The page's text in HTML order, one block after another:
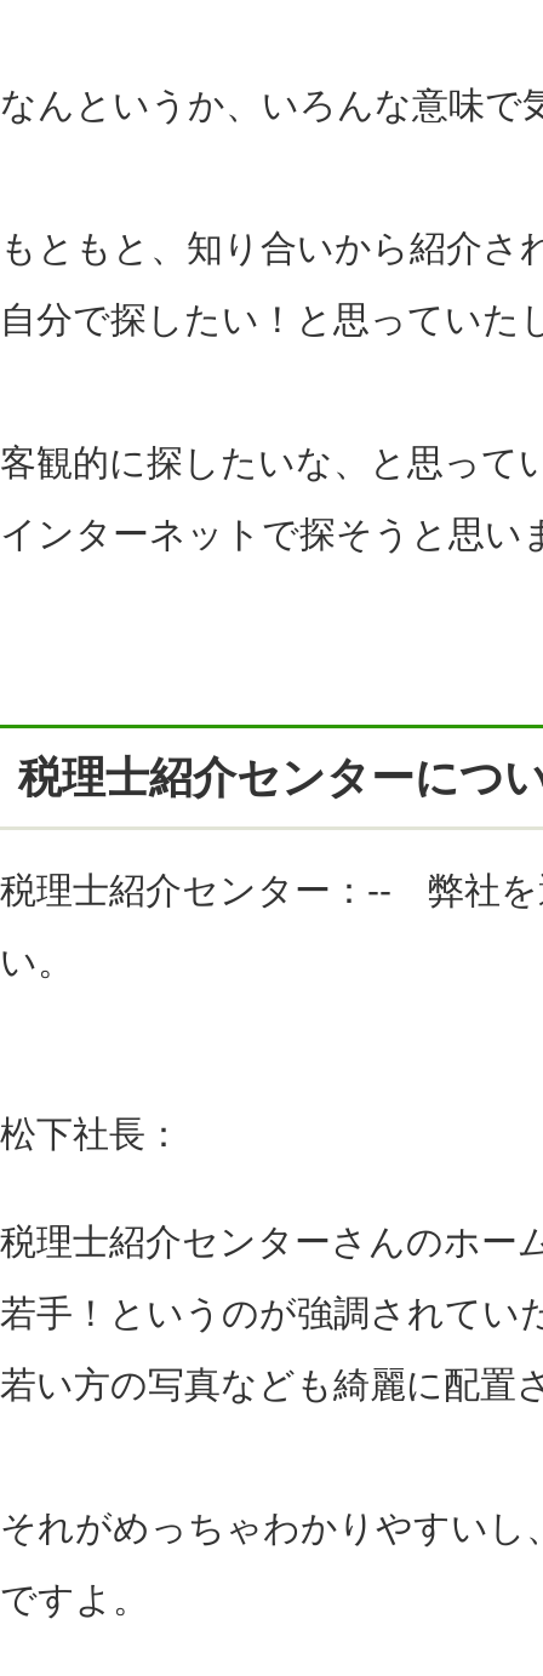
なんというか、いろんな意味で
もともと、知り合いから紹介さ
自分で探したい！と思っていた
客観的に探したいな、と思って
インターネットで探そうと思い
税理士紹介センターにつ
税理士紹介センター：-- 弊社
い。
松下社長：
税理士紹介センターさんのホー
若手！というのが強調されてい
若い方の写真なども綺麗に配置
それがめっちゃわかりやすいし
ですよ。